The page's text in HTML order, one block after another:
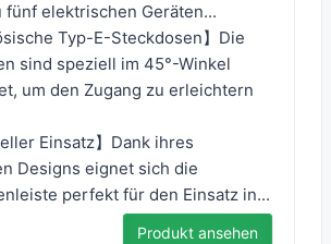
fünf elektrischen Geräten...
Typ-E-Steckdosen】Die
sind speziell im 45°-Winkel
um den Zugang zu erleichtern
Einsatz】Dank ihres
Designs eignet sich die
perfekt für den Einsatz in...
Produkt ansehen